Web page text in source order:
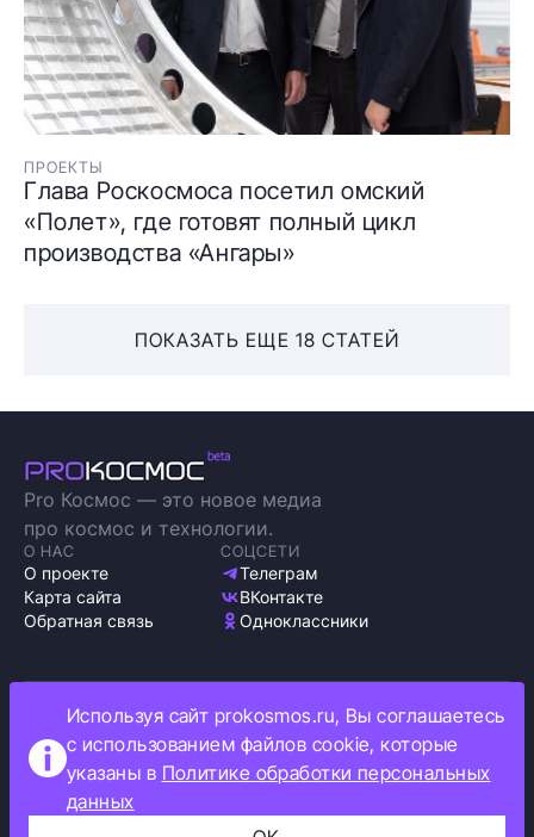
ПРОЕКТЫ
Глава Роскосмоса посетил омский
«Полет», где готовят полный цикл
производства «Ангары»
ПОКАЗАТЬ ЕЩЕ 18 СТАТЕЙ
Pro Космос — это новое медиа
про космос и технологии.
О НАС
О проекте
Карта сайта
Обратная связь
СОЦСЕТИ
Телеграм
ВКонтакте
Одноклассники
Политика обработки персональных данных
Как мы используем cookie
Информация об ограничениях
Используя сайт prokosmos.ru, Вы соглашаетесь
с использованием файлов cookie, которые
указаны в Политике обработки персональных
данных